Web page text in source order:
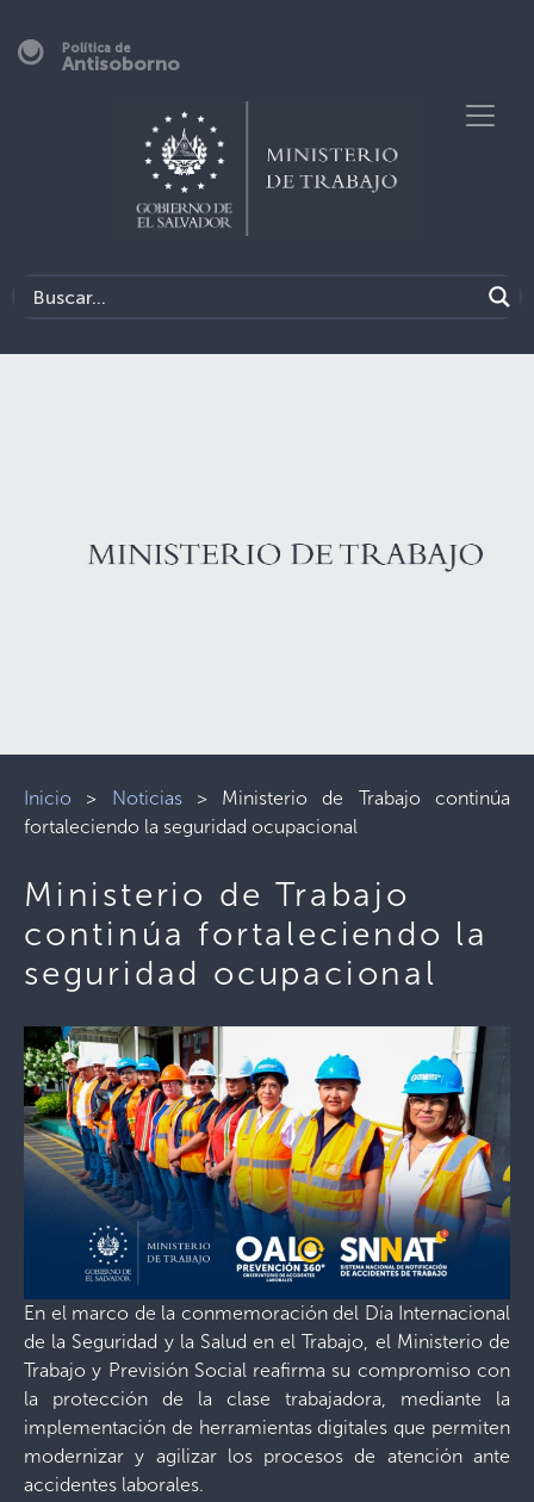
Política de
Antisoborno
Inicio > Noticias> Ministerio de Trabajo continúa
fortaleciendo la seguridad ocupacional
Ministerio de Trabajo
continúa fortaleciendo la
seguridad ocupacional
En el marco de la conmemoración del Día Internacional
de la Seguridad y la Salud en el Trabajo, el Ministerio de
Trabajo y Previsión Social reafirma su compromiso con
la protección de la clase trabajadora, mediante la
implementación de herramientas digitales que permiten
modernizar y agilizar los procesos de atención ante
accidentes laborales.